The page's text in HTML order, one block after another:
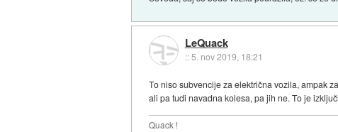
LeQuack
::5. nov 2019, 18:21
To niso subvencije za električna vozila, ampak
ali pa tudi navadna kolesa, pa jih ne. To je
Quack !